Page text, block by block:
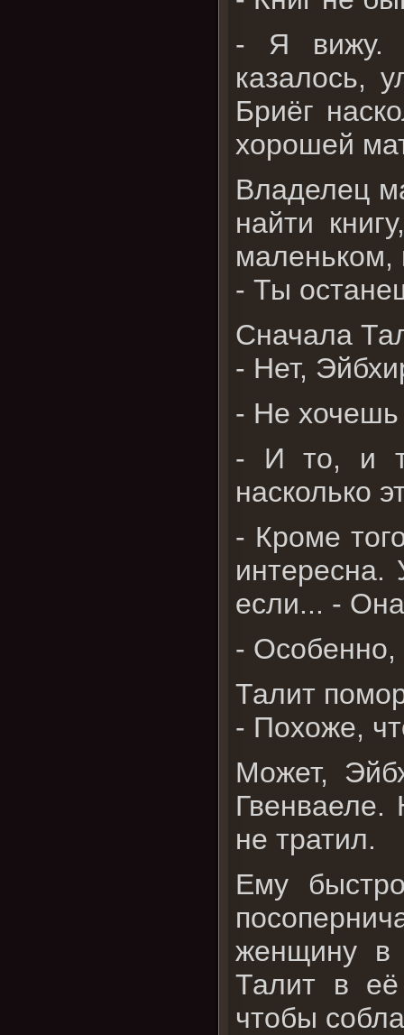
- Я вижу. -
казалось,
Бриёг
хорошей
Владелец
найти
маленьком,
- Ты
Сначала
- Нет,
- Не
- И то, и
насколько
- Кроме
интересна.
если... -
- Особенно,
Талит
- Похоже,
Может,
не тратил.
Ему
женщину в
Талит в
чтобы